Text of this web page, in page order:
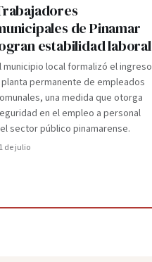
de Pinamar
estabilidad laboral
municipio local formalizó el ingreso
planta permanente de empleados
una medida que otorga
en el empleo a personal
sector público pinamarense.
de julio